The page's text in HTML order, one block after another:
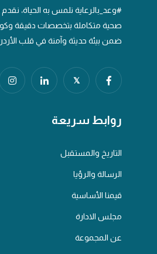
#وعد_بالرعاية نلمس به الحياة،
صحية متكاملة بتخصصات دقيقة
ضمن بيئة حديثة وآمنة في قلب
𝕏
روابط سريعة
التاريخ والمستقبل
الرسالة والرؤيا
قيمنا الأساسية
مجلس الادارة
عن المجموعة